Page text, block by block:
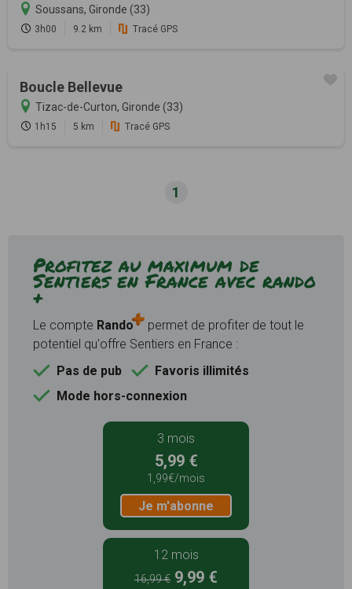
Soussans, Gironde (33)
3h00 9.2 km Tracé GPS
Boucle Bellevue
Tizac-de-Curton, Gironde (33)
1h15 5 km Tracé GPS
1
Profitez au maximum de
Sentiers en France avec rando
+
Le compte Rando
permet de profiter de tout le
potentiel qu'offre Sentiers en France :
Pas de pub
Favoris illimités
Mode hors-connexion
3 mois
5,99 €
1,99€/mois
Je m'abonne
12 mois
16,99 € 9,99 €